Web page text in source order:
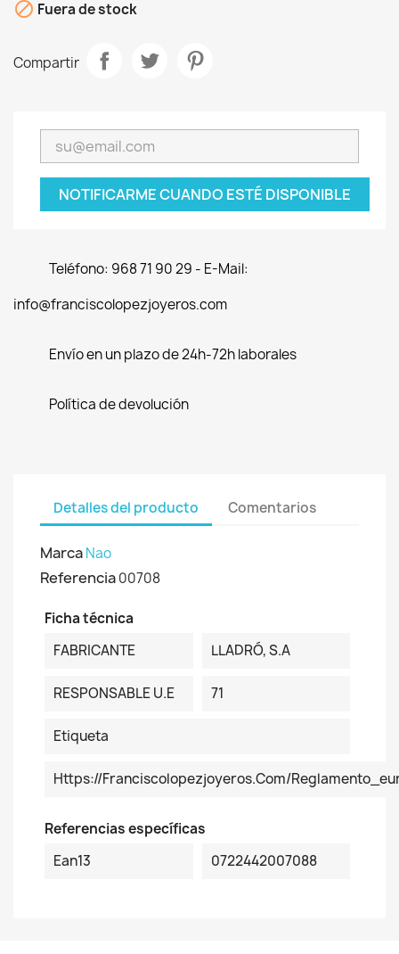
 Fuera de stock
Compartir
NOTIFICARME CUANDO ESTÉ DISPONIBLE
Teléfono: 968 71 90 29 - E-Mail:
info@franciscolopezjoyeros.com
Envío en un plazo de 24h-72h laborales
Política de devolución
Detalles del producto Comentarios
MarcaNao
Referencia00708
Ficha técnica
FABRICANTE
LLADRÓ, S.A
RESPONSABLE U.E 71
Etiqueta
Https://franciscolopezjoyeros.com/
Referencias específicas
Ean13
0722442007088